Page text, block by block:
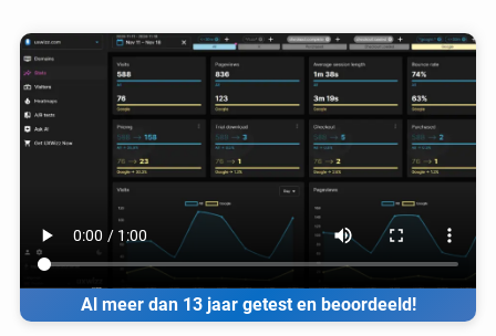
Al meer dan 13 jaar getest en beoordeeld!